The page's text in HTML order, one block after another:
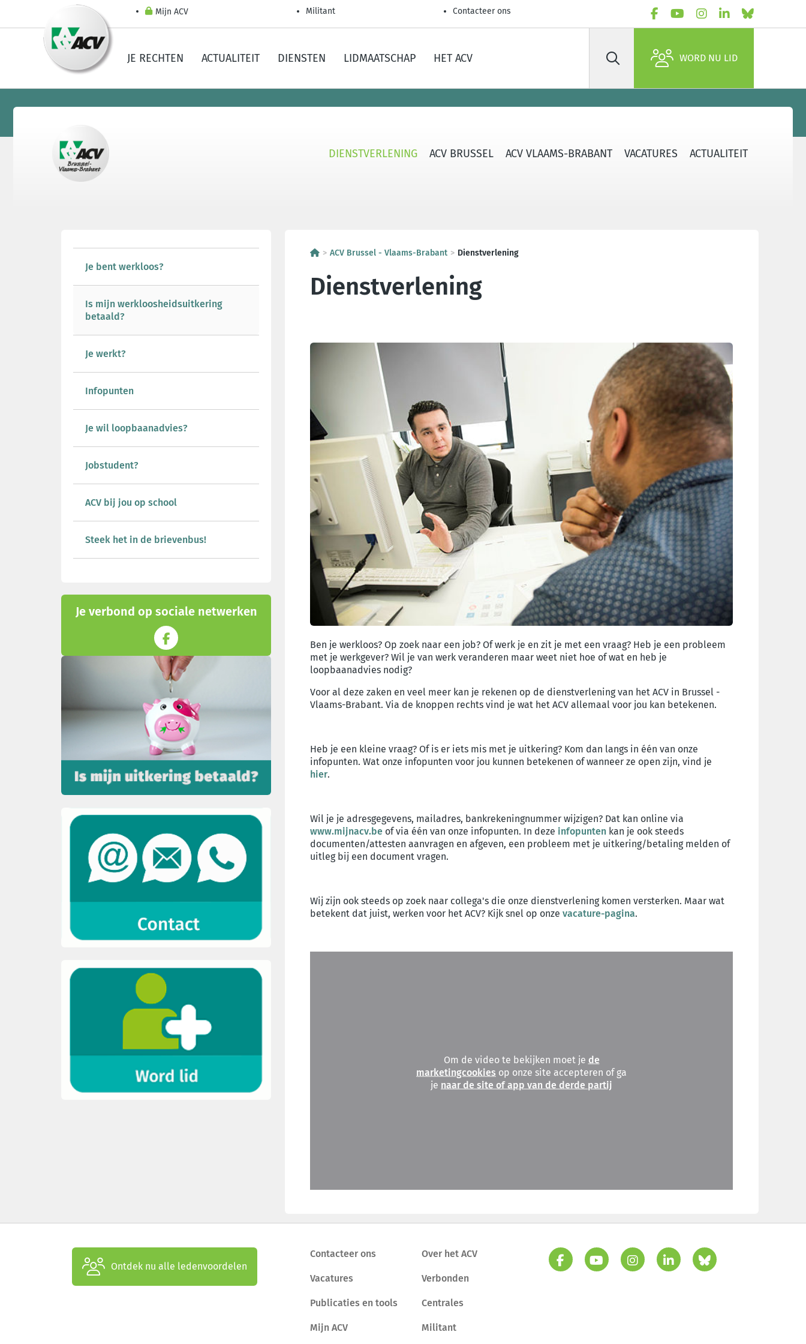
Mijn ACV Militant Contacteer ons
JE RECHTEN ACTUALITEIT DIENSTEN LIDMAATSCHAP HET ACV Zoek WORD NU LID
DIENSTVERLENING ACV BRUSSEL ACV VLAAMS-BRABANT VACATURES ACTUALITEIT
Je bent werkloos?
Is mijn werkloosheidsuitkering
betaald?
Je werkt?
Infopunten
Je wil loopbaanadvies?
Jobstudent?
ACV bij jou op school
Steek het in de brievenbus!
Je verbond op sociale netwerken
ACV Brussel - Vlaams-Brabant Dienstverlening
Dienstverlening
Ben je werkloos? Op zoek naar een job? Of werk je en zit je met een vraag? Heb je een probleem
met je werkgever? Wil je van werk veranderen maar weet niet hoe of wat en heb je
loopbaanadvies nodig?
Voor al deze zaken en veel meer kan je rekenen op de dienstverlening van het ACV in Brussel -
Vlaams-Brabant. Via de knoppen rechts vind je wat het ACV allemaal voor jou kan betekenen.
Heb je een kleine vraag? Of is er iets mis met je uitkering? Kom dan langs in één van onze
infopunten. Wat onze infopunten voor jou kunnen betekenen of wanneer ze open zijn, vind je
hier.
Wil je je adresgegevens, mailadres, bankrekeningnummer wijzigen? Dat kan online via
www.mijnacv.be of via één van onze infopunten. In deze infopunten kan je ook steeds
documenten/attesten aanvragen en afgeven, een probleem met je uitkering/betaling melden of
uitleg bij een document vragen.
Wij zijn ook steeds op zoek naar collega's die onze dienstverlening komen versterken. Maar wat
betekent dat juist, werken voor het ACV? Kijk snel op onze vacature-pagina.
Om de video te bekijken moet je de
marketingcookies op onze site accepteren of ga
je naar de site of app van de derde partij
Ontdek nu alle ledenvoordelen
Contacteer ons
Vacatures
Publicaties en tools
Mijn ACV
Over het ACV
Verbonden
Centrales
Militant